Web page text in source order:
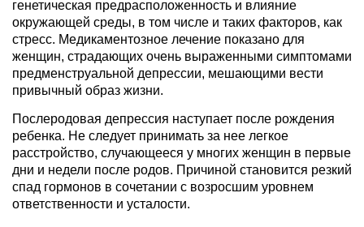
генетическая предрасположенность и влияние
окружающей среды, в том числе и таких факторов, как
стресс. Медикаментозное лечение показано для
женщин, страдающих очень выраженными симптомами
предменструальной депрессии, мешающими вести
привычный образ жизни.
Послеродовая депрессия наступает после рождения
ребенка. Не следует принимать за нее легкое
расстройство, случающееся у многих женщин в первые
дни и недели после родов. Причиной становится резкий
спад гормонов в сочетании с возросшим уровнем
ответственности и усталости.